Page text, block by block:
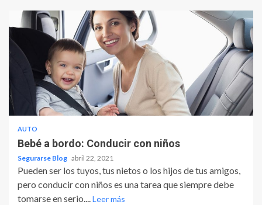
AUTO
Bebé a bordo: Conducir con niños
Segurarse Blog abril 22, 2021
Pueden ser los tuyos, tus nietos o los hijos de tus amigos,
pero conducir con niños es una tarea que siempre debe
tomarse en serio....Leer más